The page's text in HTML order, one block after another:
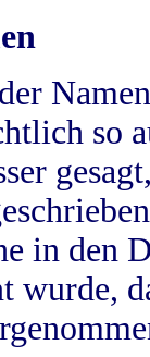
so
in
wurde,